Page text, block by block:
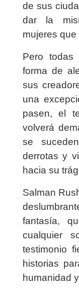
de sus
dar la
mujeres
Pero todas
forma de
sus
una
pasen, el
volverá
se
derrotas y
hacia su
Salman
fantasía,
cualquier
testimonio
historias
humanidad